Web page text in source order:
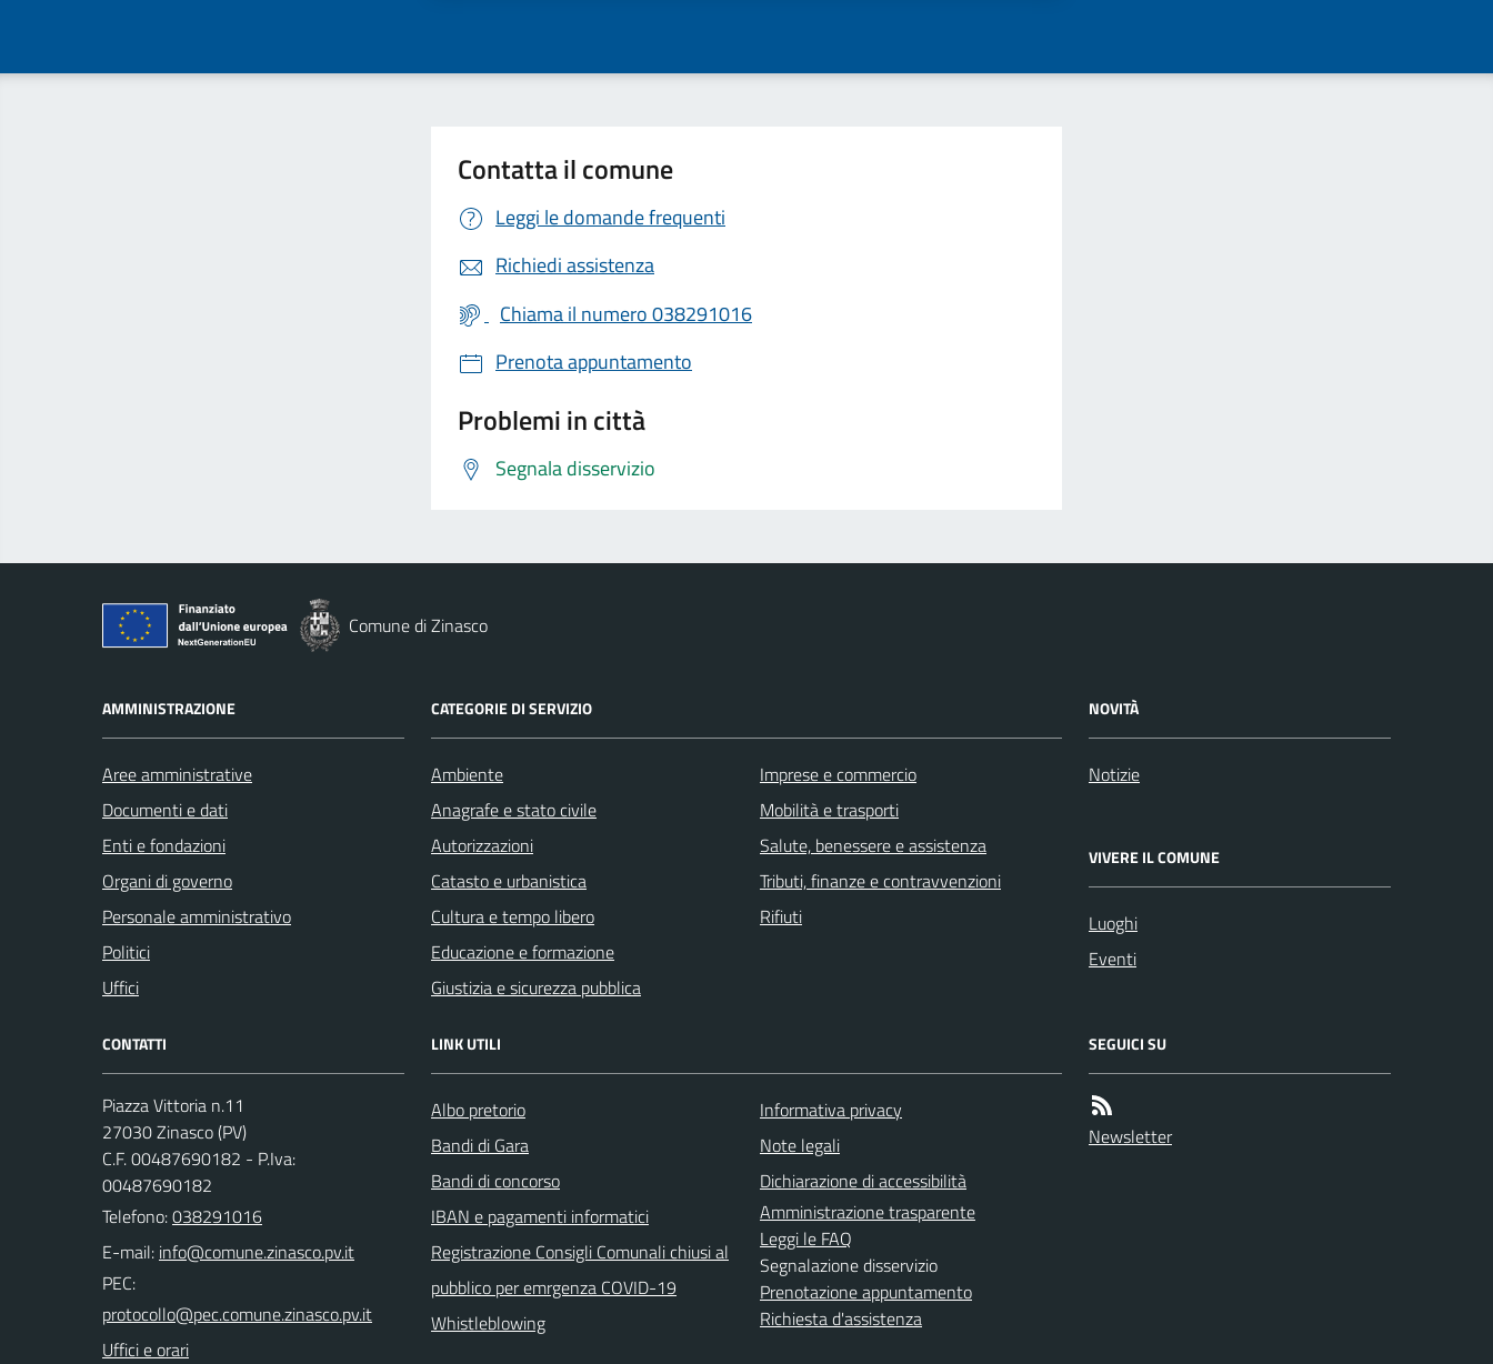
Contatta il comune
Leggi le domande frequenti
Richiedi assistenza
Chiama il numero 038291016
Prenota appuntamento
Problemi in città
Segnala disservizio
Comune di Zinasco
AMMINISTRAZIONE
Aree amministrative
Documenti e dati
Enti e fondazioni
Organi di governo
Personale amministrativo
Politici
Uffici
CATEGORIE DI SERVIZIO
Ambiente
Anagrafe e stato civile
Autorizzazioni
Catasto e urbanistica
Cultura e tempo libero
Educazione e formazione
Giustizia e sicurezza pubblica
Imprese e commercio
Mobilità e trasporti
Salute, benessere e assistenza
Tributi, finanze e contravvenzioni
Rifiuti
NOVITÀ
Notizie
VIVERE IL COMUNE
Luoghi
Eventi
CONTATTI
Piazza Vittoria n.11
27030 Zinasco (PV)
C.F. 00487690182 - P.Iva:
00487690182
Telefono:038291016
E-mail:
PEC:
Uffici e orari
LINK UTILI
Albo pretorio
Bandi di Gara
Bandi di concorso
IBAN e pagamenti informatici
Registrazione Consigli Comunali chiusi al
pubblico per emrgenza COVID-19
Whistleblowing
Informativa privacy
Note legali
Dichiarazione di accessibilità
Amministrazione trasparente
Leggi le FAQ
Segnalazione disservizio
Prenotazione appuntamento
Richiesta d'assistenza
SEGUICI SU
Newsletter